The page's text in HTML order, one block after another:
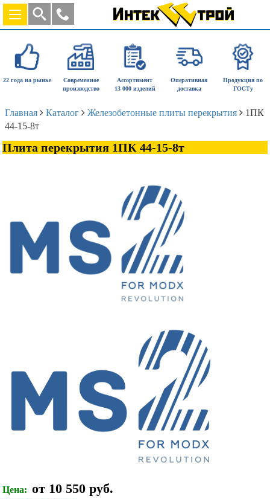
22 года на рынке
Современное
производство
Ассортимент
13 000 изделий
Оперативная
доставка
Продукция по
ГОСТу
Главная Каталог Железобетонные плиты перекрытия
1ПК
44-15-8т
Плита перекрытия 1ПК 44-15-8т
Цена: от 10 550 руб.